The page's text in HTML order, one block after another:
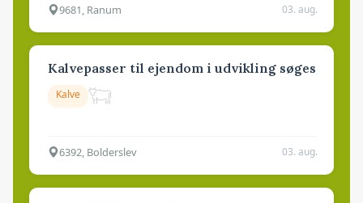
9681, Ranum 03. aug.
Kalvepasser til ejendom i udvikling søges
Kalve
6392, Bolderslev 03. aug.